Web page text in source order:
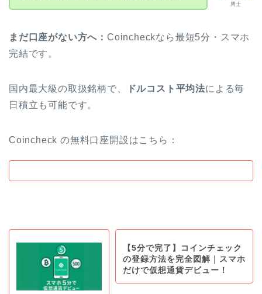
博士
まだ口座がない方へ： Coincheckなら最短5分・スマホ
完結です。
国内最大級の取扱銘柄で、 ドルコスト平均法による毎
日積立も可能です。
Coincheck の無料口座開設はこちら：
【5分で完了】コインチェック
の登録方法を完全図解｜スマホ
だけで仮想通貨デビュー！